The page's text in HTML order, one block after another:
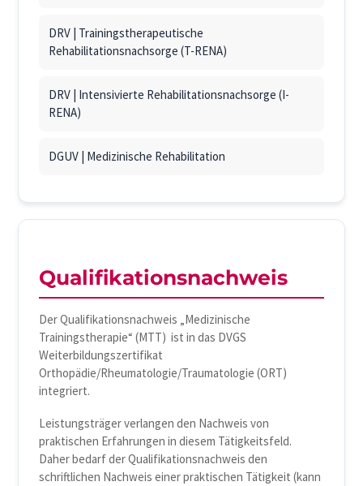
DRV | Trainingstherapeutische
Rehabilitationsnachsorge (T-RENA)
DRV | Intensivierte Rehabilitationsnachsorge (I-
RENA)
DGUV | Medizinische Rehabilitation
Qualifikationsnachweis
Der Qualifikationsnachweis „Medizinische
Trainingstherapie“ (MTT) ist in das DVGS
Weiterbildungszertifikat
Orthopädie/Rheumatologie/Traumatologie (ORT)
integriert.
Leistungsträger verlangen den Nachweis von
praktischen Erfahrungen in diesem Tätigkeitsfeld.
Daher bedarf der Qualifikationsnachweis den
schriftlichen Nachweis einer praktischen Tätigkeit (kann